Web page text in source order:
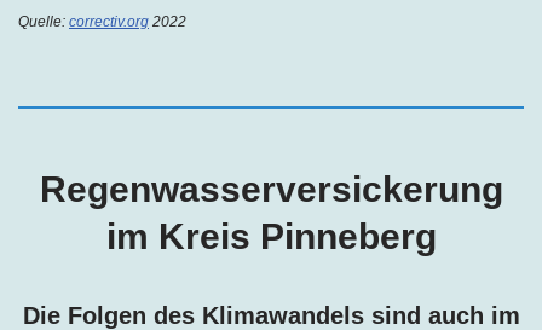
Quelle: correctiv.org 2022
Regenwasserversickerung
im Kreis Pinneberg
Die Folgen des Klimawandels sind auch im